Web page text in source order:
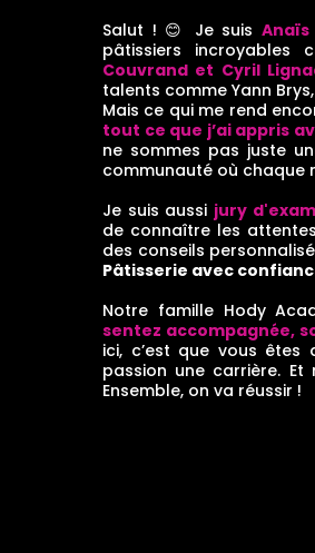
Salut ! 😊 Je suisAnaïs
pâtissiers incroyables
Couvrand et Cyril
talents comme Yann
Mais ce qui me rend
tout ce que j’ai appris
ne sommes pas juste
communauté où chaque
Je suis aussi jury
de connaître les
des conseils
Pâtisserie avec
Notre famille Hody
sentez accompagnée,
ici, c’est que vous
passion une carrière.
Ensemble, on va réussir !